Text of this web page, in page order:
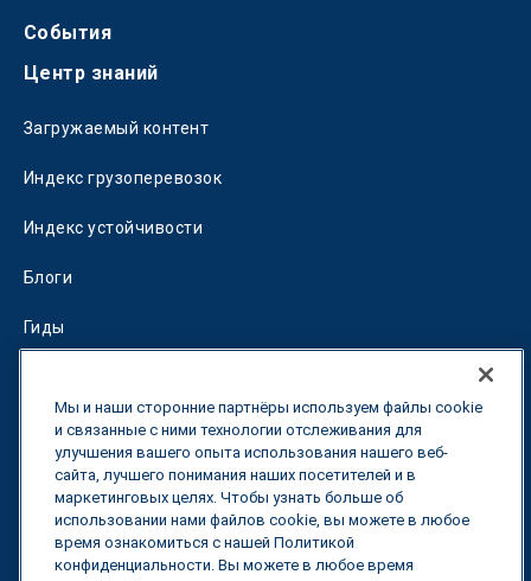
События
Центр знаний
Загружаемый контент
Индекс грузоперевозок
Индекс устойчивости
Блоги
Гиды
Калькулятор оптимизации перевозок
Тарифный трекер
Свяжитесь с нами
Мы и наши сторонние партнёры используем файлы cookie
и связанные с ними технологии отслеживания для
улучшения вашего опыта использования нашего веб-
сайта, лучшего понимания наших посетителей и в
маркетинговых целях. Чтобы узнать больше об
использовании нами файлов cookie, вы можете в любое
время ознакомиться с нашей Политикой
конфиденциальности. Вы можете в любое время